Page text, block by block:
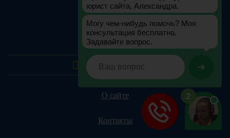
Москва:
Санкт-Петербург:
О сайте
Контакты